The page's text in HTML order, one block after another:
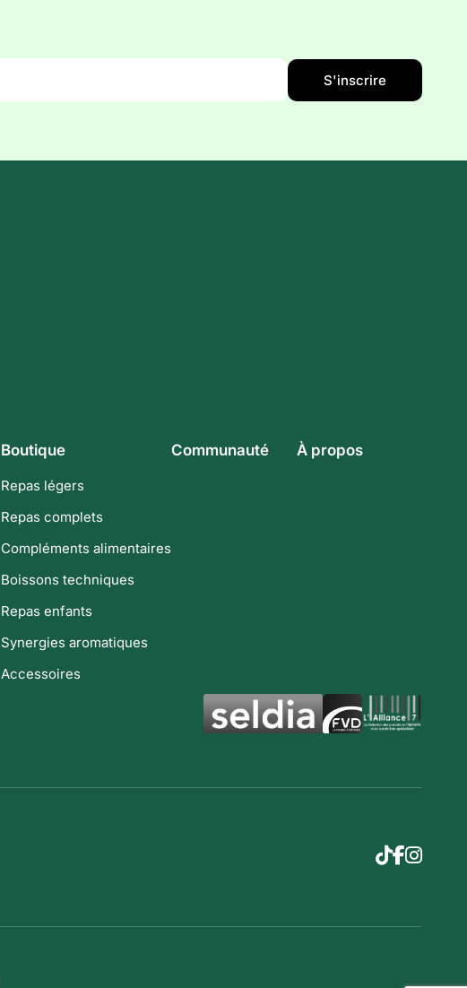
S'inscrire
Boutique
Repas légers
Repas complets
Compléments alimentaires
Boissons techniques
Repas enfants
Synergies aromatiques
Accessoires
Communauté À propos